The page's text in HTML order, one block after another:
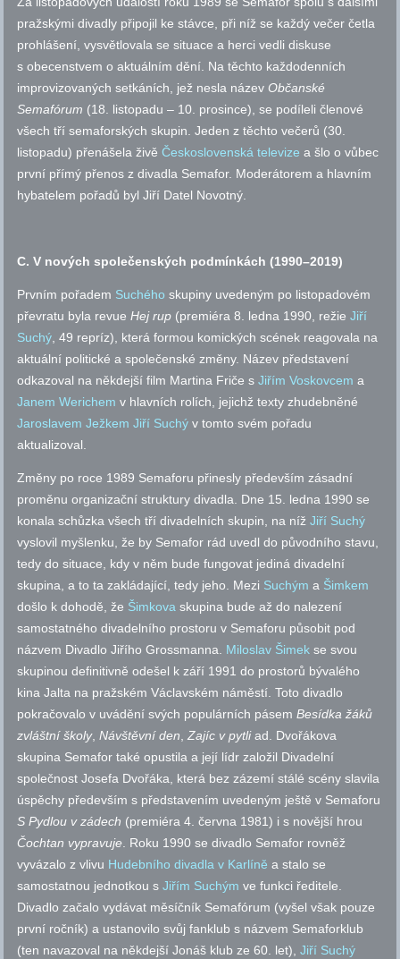
pražskými divadly připojil ke stávce, při níž se každý večer četla
prohlášení, vysvětlovala se situace a herci vedli diskuse
s obecenstvem o aktuálním dění. Na těchto každodenních
improvizovaných setkáních, jež nesla název Občanské
Semafórum (18. listopadu – 10. prosince), se podíleli členové
všech tří semaforských skupin. Jeden z těchto večerů (30.
listopadu) přenášela živěČeskoslovenská televize a šlo o vůbec
první přímý přenos z divadla Semafor. Moderátorem a hlavním
hybatelem pořadů byl Jiří Datel Novotný.
C. V nových společenských podmínkách (1990–2019)
Prvním pořadem Suchého skupiny uvedeným po listopadovém
převratu byla revueHej rup (premiéra 8. ledna 1990, režieJiří
Suchý, 49 repríz), která formou komických scének reagovala na
aktuální politické a společenské změny. Název představení
odkazoval na někdejší film Martina Friče sJiřím Voskovcem a
Janem Werichem v hlavních rolích, jejichž texty zhudebněné
Jaroslavem Ježkem Jiří Suchý v tomto svém pořadu
aktualizoval.
Změny po roce 1989 Semaforu přinesly především zásadní
proměnu organizační struktury divadla. Dne 15. ledna 1990 se
konala schůzka všech tří divadelních skupin, na nížJiří Suchý
vyslovil myšlenku, že by Semafor rád uvedl do původního stavu,
tedy do situace, kdy v něm bude fungovat jediná divadelní
skupina, a to ta zakládající, tedy jeho. Mezi Suchým a Šimkem
došlo k dohodě, že Šimkova skupina bude až do nalezení
samostatného divadelního prostoru v Semaforu působit pod
názvem Divadlo Jiřího Grossmanna. Miloslav Šimek se svou
skupinou definitivně odešel k září 1991 do prostorů bývalého
kina Jalta na pražském Václavském náměstí. Toto divadlo
pokračovalo v uvádění svých populárních pásemBesídka žáků
zvláštní školy,Návštěvní den,Zajíc v pytliad. Dvořákova
skupina Semafor také opustila a její lídr založil Divadelní
společnost Josefa Dvořáka, která bez zázemí stálé scény slavila
úspěchy především s představením uvedeným ještě v Semaforu
S Pydlou v zádech (premiéra 4. června 1981) i s novější hrou
Čochtan vypravuje. Roku 1990 se divadlo Semafor rovněž
vyvázalo z vlivu Hudebního divadla v Karlíně a stalo se
samostatnou jednotkou sJiřím Suchým ve funkci ředitele.
Divadlo začalo vydávat měsíčník Semafórum (vyšel však pouze
první ročník) a ustanovilo svůj fanklub s názvem Semaforklub
(ten navazoval na někdejší Jonáš klub ze 60. let),Jiří Suchý